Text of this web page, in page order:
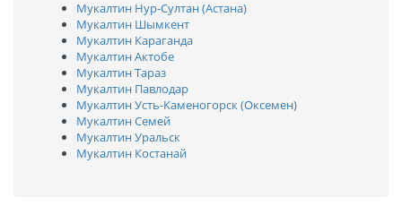
Мукалтин Нур-Султан (Астана)
Мукалтин Шымкент
Мукалтин Караганда
Мукалтин Актобе
Мукалтин Тараз
Мукалтин Павлодар
Мукалтин Усть-Каменогорск (Оксемен)
Мукалтин Семей
Мукалтин Уральск
Мукалтин Костанай